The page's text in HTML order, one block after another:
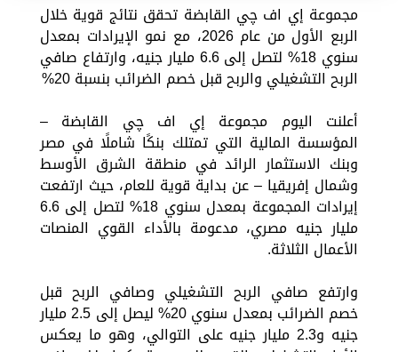
مجموعة إي اف چي القابضة تحقق نتائج قوية خلال
الربع الأول من عام 2026، مع نمو الإيرادات بمعدل
سنوي 18% لتصل إلى 6.6 مليار جنيه، وارتفاع صافي
الربح التشغيلي والربح قبل خصم الضرائب بنسبة 20%
أعلنت اليوم مجموعة إي اف چي القابضة –
المؤسسة المالية التي تمتلك بنكًا شاملًا في مصر
وبنك الاستثمار الرائد في منطقة الشرق الأوسط
وشمال إفريقيا – عن بداية قوية للعام، حيث ارتفعت
إيرادات المجموعة بمعدل سنوي 18% لتصل إلى 6.6
مليار جنيه مصري، مدعومة بالأداء القوي المنصات
الأعمال الثلاثة.
وارتفع صافي الربح التشغيلي وصافي الربح قبل
خصم الضرائب بمعدل سنوي 20% ليصل إلى 2.5 مليار
جنيه و2.3 مليار جنيه على التوالي، وهو ما يعكس